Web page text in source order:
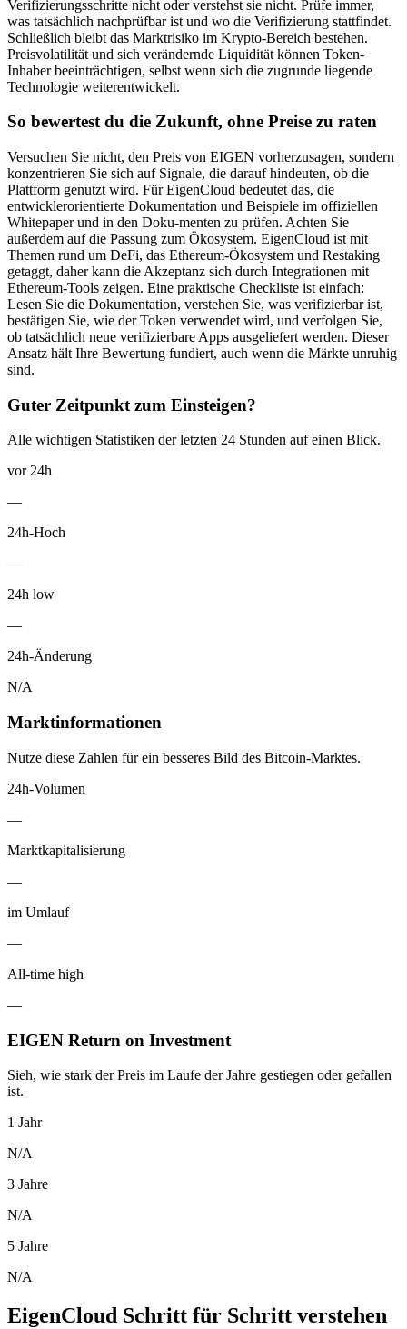
Verifizierungsschritte nicht oder verstehst sie nicht. Prüfe immer,
was tatsächlich nachprüfbar ist und wo die Verifizierung stattfindet.
Schließlich bleibt das Marktrisiko im Krypto-Bereich bestehen.
Preisvolatilität und sich verändernde Liquidität können Token-
Inhaber beeinträchtigen, selbst wenn sich die zugrunde liegende
Technologie weiterentwickelt.
So bewertest du die Zukunft, ohne Preise zu raten
Versuchen Sie nicht, den Preis von EIGEN vorherzusagen, sondern
konzentrieren Sie sich auf Signale, die darauf hindeuten, ob die
Plattform genutzt wird. Für EigenCloud bedeutet das, die
entwicklerorientierte Dokumentation und Beispiele im offiziellen
Whitepaper und in den Doku-menten zu prüfen. Achten Sie
außerdem auf die Passung zum Ökosystem. EigenCloud ist mit
Themen rund um DeFi, das Ethereum-Ökosystem und Restaking
getaggt, daher kann die Akzeptanz sich durch Integrationen mit
Ethereum-Tools zeigen. Eine praktische Checkliste ist einfach:
Lesen Sie die Dokumentation, verstehen Sie, was verifizierbar ist,
bestätigen Sie, wie der Token verwendet wird, und verfolgen Sie,
ob tatsächlich neue verifizierbare Apps ausgeliefert werden. Dieser
Ansatz hält Ihre Bewertung fundiert, auch wenn die Märkte unruhig
sind.
Guter Zeitpunkt zum Einsteigen?
Alle wichtigen Statistiken der letzten 24 Stunden auf einen Blick.
vor 24h
—
24h-Hoch
—
24h low
—
24h-Änderung
N/A
Marktinformationen
Nutze diese Zahlen für ein besseres Bild des Bitcoin-Marktes.
24h-Volumen
—
Marktkapitalisierung
—
im Umlauf
—
All-time high
—
EIGEN Return on Investment
Sieh, wie stark der Preis im Laufe der Jahre gestiegen oder gefallen
ist.
1 Jahr
N/A
3 Jahre
N/A
5 Jahre
N/A
EigenCloud Schritt für Schritt verstehen